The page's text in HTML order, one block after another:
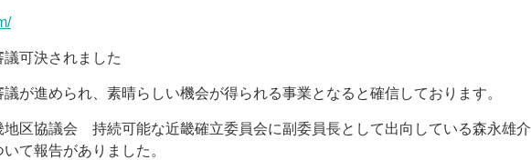
可決されました
が進められ、素晴らしい機会が得られる事業となると確信しております。
地区協議会 持続可能な近畿確立委員会に副委員長として出向している森永雄介
て報告がありました。